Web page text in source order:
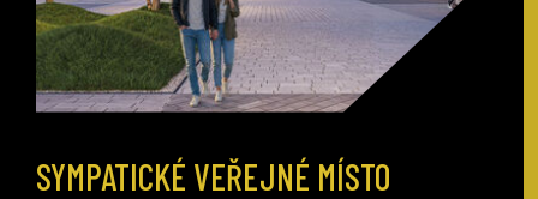
SYMPATICKÉ VEŘEJNÉ MÍSTO